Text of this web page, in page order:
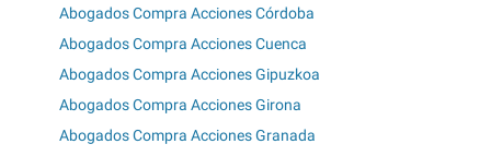
Abogados Compra Acciones Córdoba
Abogados Compra Acciones Cuenca
Abogados Compra Acciones Gipuzkoa
Abogados Compra Acciones Girona
Abogados Compra Acciones Granada